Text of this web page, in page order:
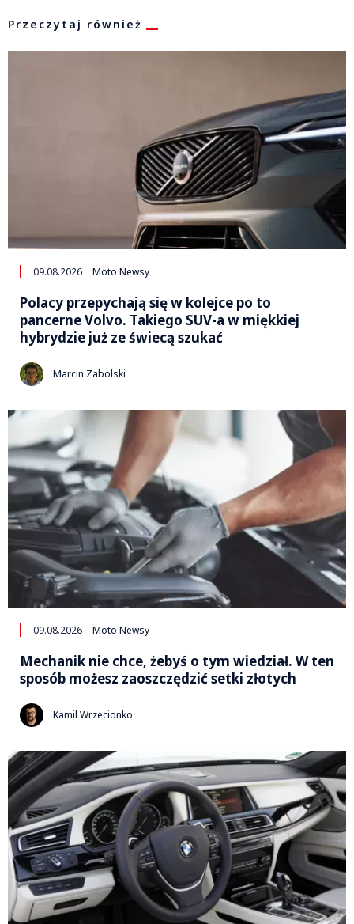
Przeczytaj również
09.08.2026 Moto Newsy
Polacy przepychają się w kolejce po to
pancerne Volvo. Takiego SUV-a w miękkiej
hybrydzie już ze świecą szukać
Marcin Zabolski
09.08.2026 Moto Newsy
Mechanik nie chce, żebyś o tym wiedział. W ten
sposób możesz zaoszczędzić setki złotych
Kamil Wrzecionko